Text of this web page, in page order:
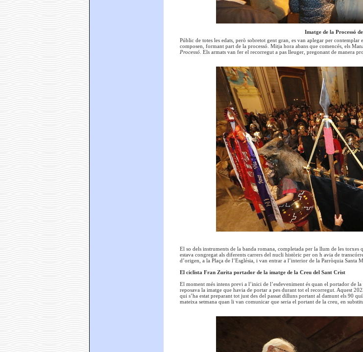
Imatge de la Processó
Públic de totes les edats, però sobretot gent gran, es van aplegar per
composen, formant part de la processó. Mitja hora abans que comencés, els
Processó. Els armats van fer el recorregut a pas lleuger, pregonant de manera
El so dels instruments de la banda romana, completada per la llum de les
estava congregat als diferents carrers del nucli històric per on h avia de
d’origen, a la Plaça de l’Església, i van entrar a l’interior de la Parròquia Santa
El ciclista Fran Zurita portador de la imatge de la Creu del Sant Crist
El moment més intens previ a l’inici de l’esdeveniment és quan el portador de
reposava la imatge que havia de portar a pes durant tot el recorregut. Aquest
qui s’ha estat preparant tot just des del passat dilluns portant al damunt els 90
mateixa setmana quan li van comunicar que seria el portant de la creu, en